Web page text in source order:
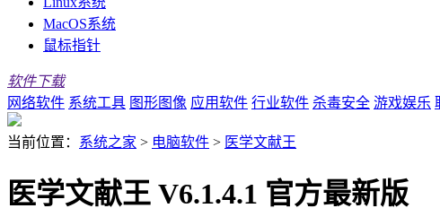
MacOS系统
鼠标指针
软件下载
网络软件 系统工具 图形图像 应用软件 行业软件 杀毒安全 游戏娱乐
当前位置： 系统之家 > 电脑软件 > 医学文献王
医学文献王 V6.1.4.1 官方最新版